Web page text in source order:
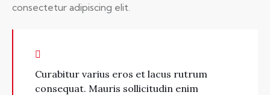
consectetur adipiscing elit.
Curabitur varius eros et lacus rutrum
consequat. Mauris sollicitudin enim